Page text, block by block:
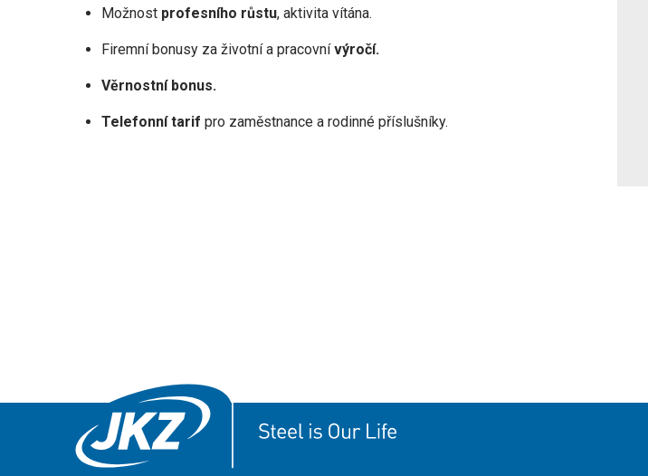
Možnost profesního růstu, aktivita vítána.
Firemní bonusy za životní a pracovnívýročí.
Věrnostní bonus.
Telefonní tarif pro zaměstnance a rodinné příslušníky.